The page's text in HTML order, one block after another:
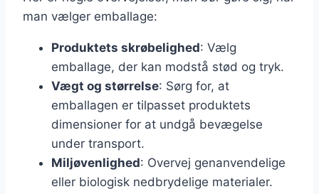
man vælger emballage:
Produktets skrøbelighed: Vælg
emballage, der kan modstå stød og tryk.
Vægt og størrelse: Sørg for, at
emballagen er tilpasset produktets
dimensioner for at undgå bevægelse
under transport.
Miljøvenlighed: Overvej genanvendelige
eller biologisk nedbrydelige materialer.